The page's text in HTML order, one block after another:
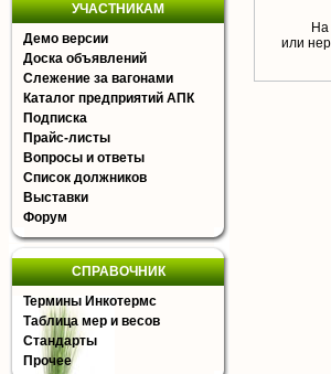
УЧАСТНИКАМ
Демо версии
Доска объявлений
Слежение за вагонами
Каталог предприятий АПК
Подписка
Прайс-листы
Вопросы и ответы
Список должников
Выставки
Форум
СПРАВОЧНИК
Термины Инкотермс
Таблица мер и весов
Стандарты
Прочее
На
или